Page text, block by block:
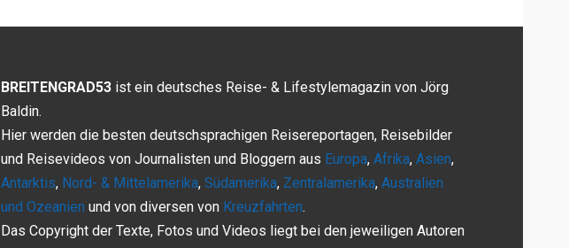
BREITENGRAD53 ist ein deutsches Reise- & Lifestylemagazin von Jörg
Baldin.
Hier werden die besten deutschsprachigen Reisereportagen, Reisebilder
und Reisevideos von Journalisten und Bloggern aus Europa, Afrika, Asien,
Antarktis, Nord- & Mittelamerika, Südamerika, Zentralamerika, Australien
und Ozeanien und von diversen von Kreuzfahrten.
Das Copyright der Texte, Fotos und Videos liegt bei den jeweiligen Autoren